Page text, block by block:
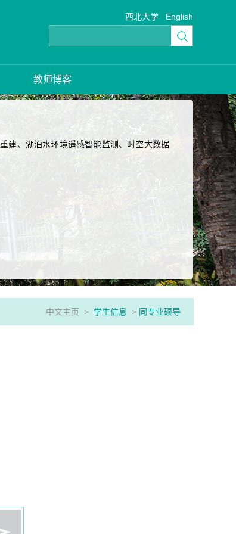
西北大学 English
教师博客
建、湖泊水环境遥感智能监测、时空大数据
中文主页 > 学生信息 > 同专业硕导